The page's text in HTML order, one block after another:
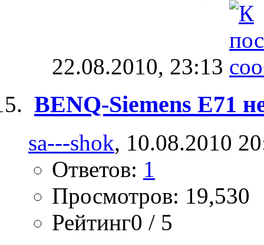
22.08.2010, 23:13
BENQ-Siemens E71
sa---shok, 10.08.2010
Ответов: 1
Просмотров: 19,530
Рейтинг0 / 5